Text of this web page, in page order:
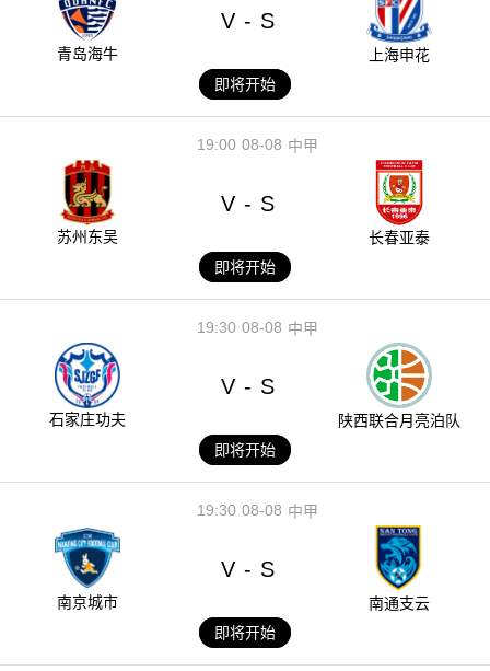
青岛海牛
V - S
上海申花
即将开始
08-08
19:00 中甲
苏州东吴
V - S
长春亚泰
即将开始
08-08
19:30 中甲
石家庄功夫
V - S
陕西联合月亮泊队
即将开始
08-08
19:30 中甲
南京城市
V - S
南通支云
即将开始